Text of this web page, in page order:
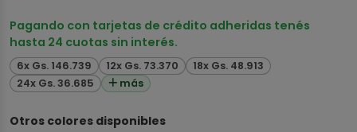
Pagando con tarjetas de crédito adheridas tenés
hasta 24 cuotas sin interés.
6x Gs. 146.739 12x Gs. 73.370
18x Gs. 48.913
24x Gs. 36.685
más
Otros colores disponibles